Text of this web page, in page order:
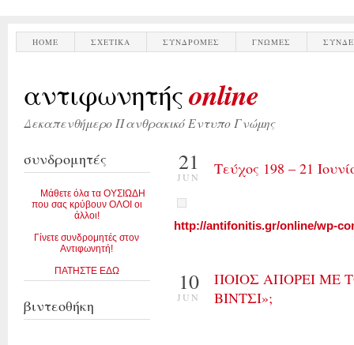
HOME ΣΧΕΤΙΚΑ ΣΥΝΔΡΟΜΕΣ ΓΝΩΜΕΣ
αντιφωνητήςonline
Δεκαπενθήμερο Πανθρακικό Εντυπο Γνώμης
συνδρομητές
Μάθετε όλα τα ΟΥΣΙΩΔΗ
που σας κρύβουν ΟΛΟΙ οι
άλλοι!
Γίνετε συνδρομητές στον
Αντιφωνητή!
ΠΑΤΗΣΤΕ ΕΔΩ
βιντεοθήκη
21
JUN Τεύχος 198 – 21
http://antifonitis.gr/online/wp-
10
JUN
ΠΟΙΟΣ ΑΠΟΡΕΙ ΜΕ
ΒΙΝΤΣΙ»;